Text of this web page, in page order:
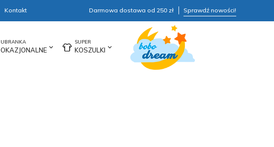
Kontakt Darmowa dostawa od 250 zł Sprawdź nowości!
OKAZJONALNE KOSZULKI